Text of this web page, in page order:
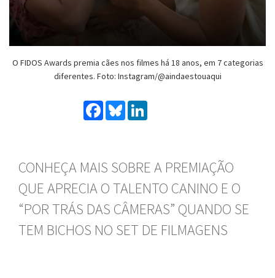
O FIDOS Awards premia cães nos filmes há 18 anos, em 7 categorias
diferentes. Foto: Instagram/@aindaestouaqui
Facebook
Bluesky
CONHEÇA MAIS SOBRE A PREMIAÇÃO
QUE APRECIA O TALENTO CANINO E O
“POR TRÁS DAS CÂMERAS” QUANDO SE
TEM BICHOS NO SET DE FILMAGENS